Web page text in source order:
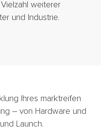
weiterer
und Industrie.
Ihres marktreifen
– von Hardware und
Launch.